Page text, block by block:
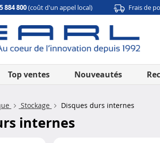
884 800(coût d'un appel local) Frais de
Top ventes Nouveautés
Stockage Disques durs internes
internes